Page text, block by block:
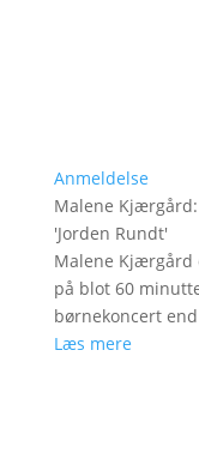
Anmeldelse
Malene Kjærgård:
'Jorden Rundt'
Malene Kjærgård
på blot 60
børnekoncert
Læs mere